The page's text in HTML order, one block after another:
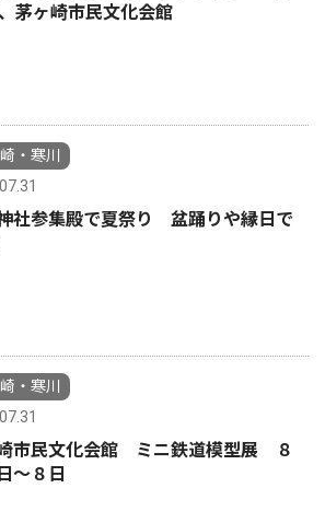
茅ヶ崎市民文化会館
・寒川
社参集殿で夏祭り 盆踊りや縁日で
・寒川
市民文化会館 ミニ鉄道模型展 ８
〜８日